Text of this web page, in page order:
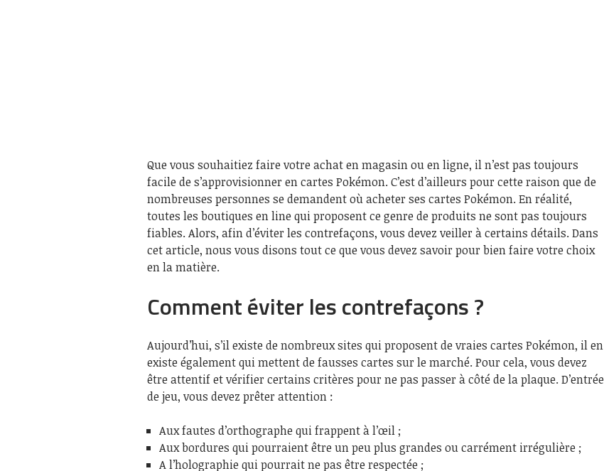
Que vous souhaitiez faire votre achat en magasin ou en ligne, il n’est pas toujours
facile de s’approvisionner en cartes Pokémon. C’est d’ailleurs pour cette raison que de
nombreuses personnes se demandent où acheter ses cartes Pokémon. En réalité,
toutes les boutiques en line qui proposent ce genre de produits ne sont pas toujours
fiables. Alors, afin d’éviter les contrefaçons, vous devez veiller à certains détails. Dans
cet article, nous vous disons tout ce que vous devez savoir pour bien faire votre choix
en la matière.
Comment éviter les contrefaçons ?
Aujourd’hui, s’il existe de nombreux sites qui proposent de vraies cartes Pokémon, il en
existe également qui mettent de fausses cartes sur le marché. Pour cela, vous devez
être attentif et vérifier certains critères pour ne pas passer à côté de la plaque. D’entrée
de jeu, vous devez prêter attention :
Aux fautes d’orthographe qui frappent à l’œil ;
Aux bordures qui pourraient être un peu plus grandes ou carrément irrégulière ;
A l’holographie qui pourrait ne pas être respectée ;